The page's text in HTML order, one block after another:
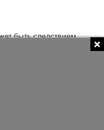
быть следствием